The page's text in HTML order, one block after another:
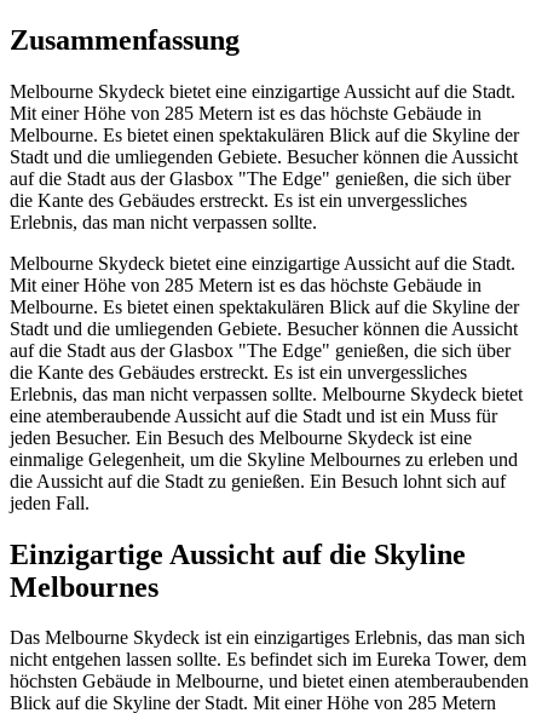
Zusammenfassung
Melbourne Skydeck bietet eine einzigartige Aussicht auf die Stadt.
Mit einer Höhe von 285 Metern ist es das höchste Gebäude in
Melbourne. Es bietet einen spektakulären Blick auf die Skyline der
Stadt und die umliegenden Gebiete. Besucher können die Aussicht
auf die Stadt aus der Glasbox "The Edge" genießen, die sich über
die Kante des Gebäudes erstreckt. Es ist ein unvergessliches
Erlebnis, das man nicht verpassen sollte.
Melbourne Skydeck bietet eine einzigartige Aussicht auf die Stadt.
Mit einer Höhe von 285 Metern ist es das höchste Gebäude in
Melbourne. Es bietet einen spektakulären Blick auf die Skyline der
Stadt und die umliegenden Gebiete. Besucher können die Aussicht
auf die Stadt aus der Glasbox "The Edge" genießen, die sich über
die Kante des Gebäudes erstreckt. Es ist ein unvergessliches
Erlebnis, das man nicht verpassen sollte. Melbourne Skydeck bietet
eine atemberaubende Aussicht auf die Stadt und ist ein Muss für
jeden Besucher. Ein Besuch des Melbourne Skydeck ist eine
einmalige Gelegenheit, um die Skyline Melbournes zu erleben und
die Aussicht auf die Stadt zu genießen. Ein Besuch lohnt sich auf
jeden Fall.
Einzigartige Aussicht auf die Skyline
Melbournes
Das Melbourne Skydeck ist ein einzigartiges Erlebnis, das man sich
nicht entgehen lassen sollte. Es befindet sich im Eureka Tower, dem
höchsten Gebäude in Melbourne, und bietet einen atemberaubenden
Blick auf die Skyline der Stadt. Mit einer Höhe von 285 Metern